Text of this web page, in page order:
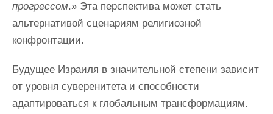
прогрессом.» Эта перспектива может стать
альтернативой сценариям религиозной
конфронтации.
Будущее Израиля в значительной степени зависит
от уровня суверенитета и способности
адаптироваться к глобальным трансформациям.